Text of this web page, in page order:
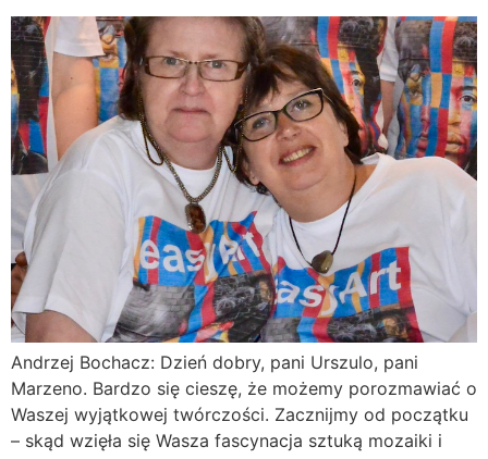
Andrzej Bochacz: Dzień dobry, pani Urszulo, pani
Marzeno. Bardzo się cieszę, że możemy porozmawiać o
Waszej wyjątkowej twórczości. Zacznijmy od początku
– skąd wzięła się Wasza fascynacja sztuką mozaiki i